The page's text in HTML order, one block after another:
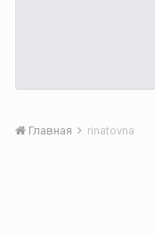
Главная rinatovna